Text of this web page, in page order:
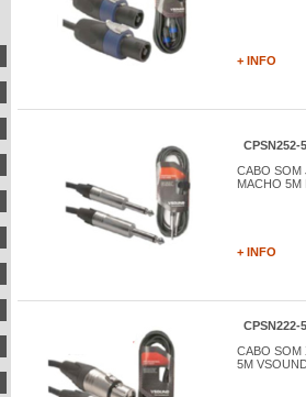
+ INFO
CPSN252-5
CABO SOM
MACHO 5M
+ INFO
CPSN222-5
CABO SOM
5M